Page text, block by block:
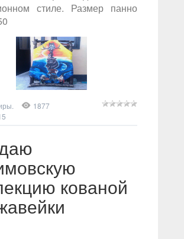
стиле. Размер панно
1877
кованой